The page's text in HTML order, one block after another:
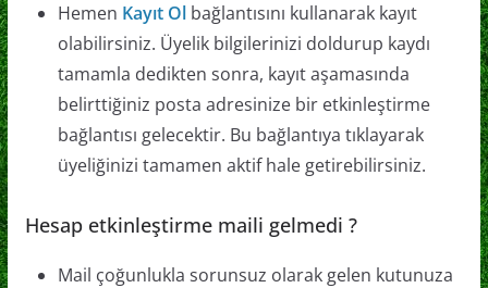
Hemen Kayıt Olbağlantısını kullanarak kayıt
olabilirsiniz. Üyelik bilgilerinizi doldurup kaydı
tamamla dedikten sonra, kayıt aşamasında
belirttiğiniz posta adresinize bir etkinleştirme
bağlantısı gelecektir. Bu bağlantıya tıklayarak
üyeliğinizi tamamen aktif hale getirebilirsiniz.
Hesap etkinleştirme maili gelmedi ?
Mail çoğunlukla sorunsuz olarak gelen kutunuza